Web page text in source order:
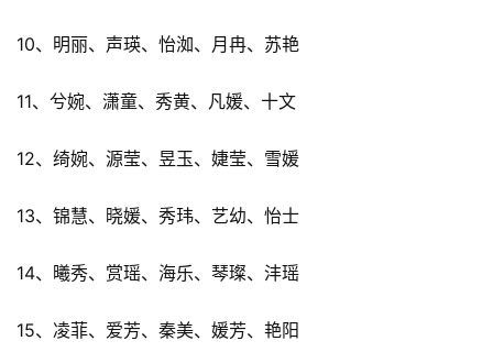
10、明丽、声瑛、怡洳、月冉、苏艳
11、兮婉、潇童、秀黄、凡媛、十文
12、绮婉、源莹、昱玉、婕莹、雪媛
13、锦慧、晓媛、秀玮、艺幼、怡士
14、曦秀、赏瑶、海乐、琴璨、沣瑶
15、凌菲、爱芳、秦美、媛芳、艳阳